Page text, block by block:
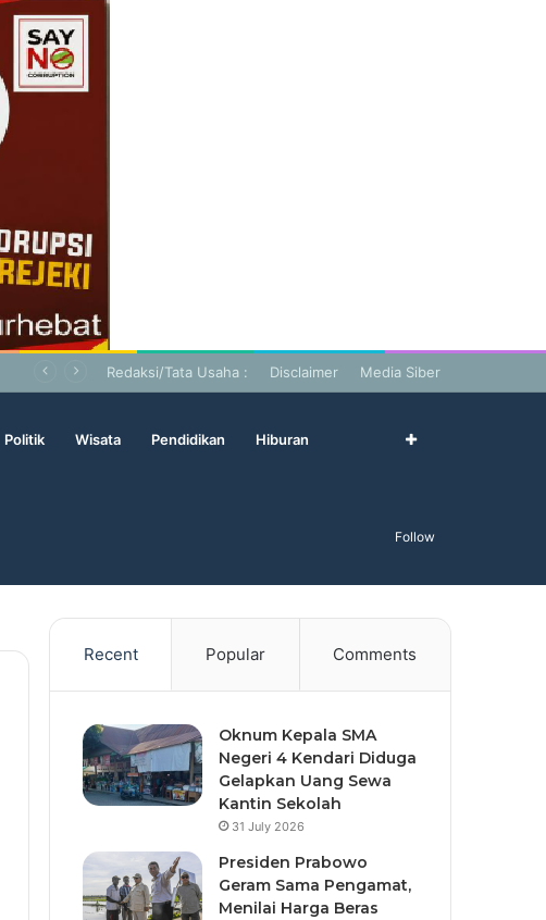
Redaksi/Tata Usaha : Disclaimer Media Siber
Politik Wisata Pendidikan Hiburan
Follow
Recent Popular Comments
Oknum Kepala SMA
Negeri 4 Kendari Diduga
Gelapkan Uang Sewa
Kantin Sekolah
31 July 2026
Presiden Prabowo
Geram Sama Pengamat,
Menilai Harga Beras